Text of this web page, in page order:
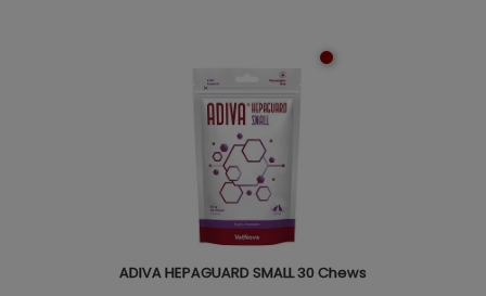
ADIVA HEPAGUARD SMALL 30 Chews